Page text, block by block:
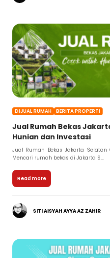
DIJUAL RUMAH BERITA PROPERTI
Jual Rumah Bekas
Hunian dan Investasi
Jual Rumah Bekas Jakarta
Mencari rumah bekas di Jakarta S...
Read more
SITI AISYAH AYYA AZ ZAHIR